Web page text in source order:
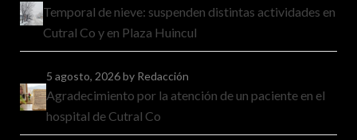
Temporal de nieve: suspenden distintas actividades en
Cutral Co y en Plaza Huincul
5 agosto, 2026by Redacción
Agradecimiento por la atención de un paciente en el
hospital de Cutral Co